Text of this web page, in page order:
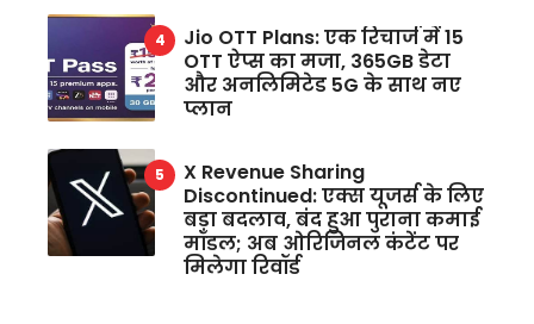
Jio OTT Plans: एक रिचार्ज में 15
OTT ऐप्स का मजा, 365GB डेटा
और अनलिमिटेड 5G के साथ नए
प्लान
X Revenue Sharing
Discontinued: एक्स यूजर्स के लिए
बड़ा बदलाव, बंद हुआ पुराना कमाई
मॉडल; अब ओरिजिनल कंटेंट पर
मिलेगा रिवॉर्ड